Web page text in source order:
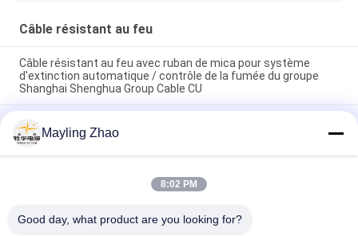
Câble résistant au feu
Câble résistant au feu avec ruban de mica pour système
d'extinction automatique / contrôle de la fumée du groupe
Shanghai Shenghua Group Cable CU
Cable d'alimentation du groupe Shenghua NYY NYCY Cable
électrique résistant au feu pour bâtiments / câblage de
maison
Shanghai Shenghua câble d'alimentation électrique FRC 4
noyau câble résistant à la chaleur 1,5 mm - 800 mm
Mayling Zhao
8:02 PM
Good day, what product are you looking for?